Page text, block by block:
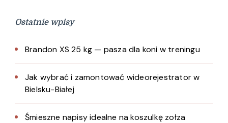
Ostatnie wpisy
Brandon XS 25 kg — pasza dla koni w treningu
Jak wybrać i zamontować wideorejestrator w
Bielsku-Białej
Śmieszne napisy idealne na koszulkę zołza